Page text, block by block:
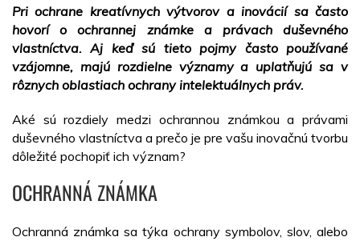
Pri ochrane kreatívnych výtvorov a inovácií sa často
hovorí o ochrannej známke a právach duševného
vlastníctva. Aj keď sú tieto pojmy často používané
vzájomne, majú rozdielne významy a uplatňujú sa v
rôznych oblastiach ochrany intelektuálnych práv.
Aké sú rozdiely medzi ochrannou známkou a právami
duševného vlastníctva a prečo je pre vašu inovačnú tvorbu
dôležité pochopiť ich význam?
OCHRANNÁ ZNÁMKA
Ochranná známka sa týka ochrany symbolov, slov, alebo